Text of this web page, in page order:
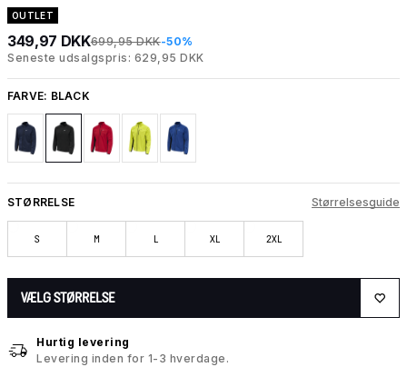
OUTLET
349,97 DKK699,95 DKK-50%
Seneste udsalgspris: 629,95 DKK
FARVE: BLACK
STØRRELSE Størrelsesguide
S M L XL 2XL
VÆLG STØRRELSE
Hurtig levering
Levering inden for 1-3 hverdage.